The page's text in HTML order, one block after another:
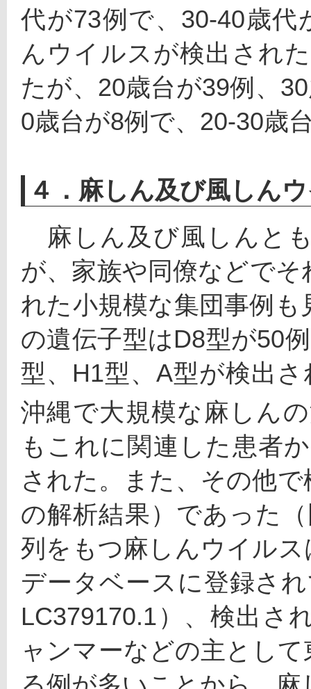
代が73例で、30-40歳代
んウイルスが検出され
たが、20歳台が39例、
0歳台が8例で、20-30歳
４．麻しん及び風しん
麻しん及び風しんと
が、家族や同僚などで
れた小規模な集団事例
の遺伝子型はD8型が50
型、H1型、A型が検出
沖縄で大規模な麻しん
もこれに関連した患者
された。また、その他
の解析結果）であった
列をもつ麻しんウイル
データベースに登録さ
LC379170.1）、検出さ
ャンマーなどの主とし